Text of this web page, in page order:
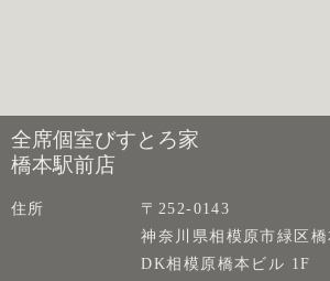
全席個室びすとろ家
橋本駅前店
住所
〒252-0143
神奈川県相模原市緑区
DK相模原橋本ビル 1F